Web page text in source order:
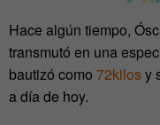
Hace algún tiempo,
transmutó en una
bautizó como 72kilosy
a día de hoy.